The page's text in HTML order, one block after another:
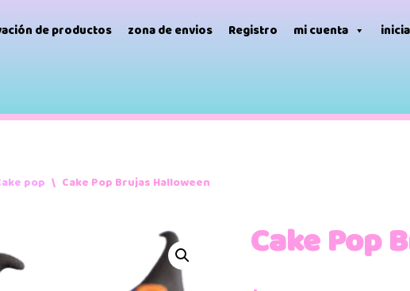
de productos zona de envios Registro mi cuenta
pop \ Cake Pop Brujas Halloween
Cake Pop